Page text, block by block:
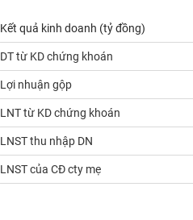
Kết quả kinh doanh (tỷ đồng)
DT từ KD chứng khoán
Lợi nhuận gộp
LNT từ KD chứng khoán
LNST thu nhập DN
LNST của CĐ cty mẹ